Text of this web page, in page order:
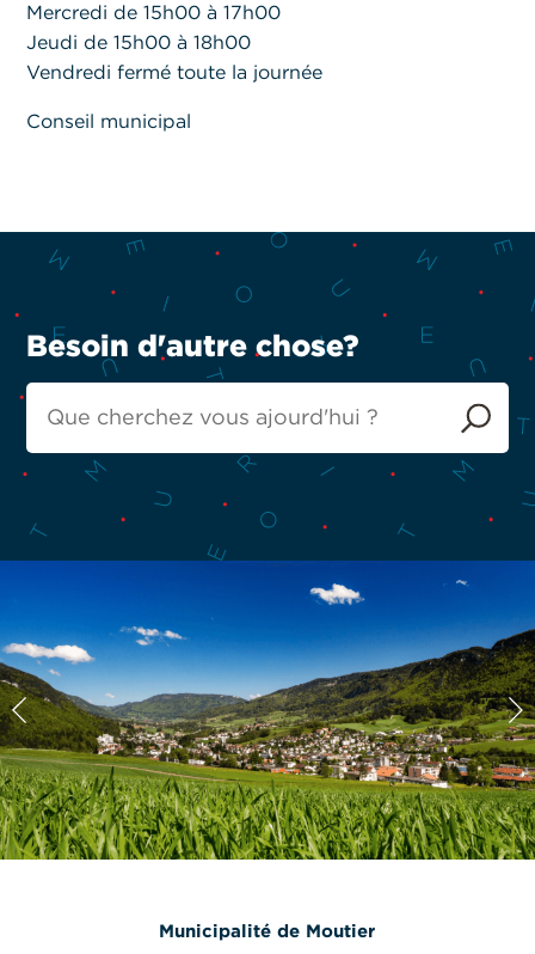
Mercredi de 15h00 à 17h00
Jeudi de 15h00 à 18h00
Vendredi fermé toute la journée
Conseil municipal
Besoin d'autre chose?
Municipalité de Moutier